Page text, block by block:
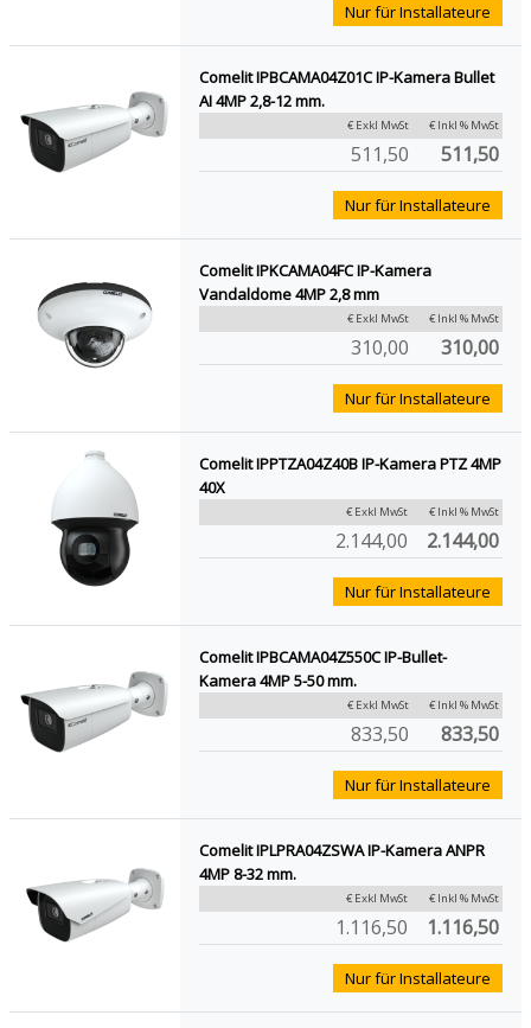
Nur für Installateure
Comelit IPBCAMA04Z01C IP-Kamera Bullet
AI 4MP 2,8-12 mm.
€ Exkl MwSt € Inkl % MwSt
511,50 511,50
Nur für Installateure
Comelit IPKCAMA04FC IP-Kamera
Vandaldome 4MP 2,8 mm
€ Exkl MwSt € Inkl % MwSt
310,00 310,00
Nur für Installateure
Comelit IPPTZA04Z40B IP-Kamera PTZ 4MP
40X
€ Exkl MwSt € Inkl % MwSt
2.144,00 2.144,00
Nur für Installateure
Comelit IPBCAMA04Z550C IP-Bullet-
Kamera 4MP 5-50 mm.
€ Exkl MwSt € Inkl % MwSt
833,50 833,50
Nur für Installateure
Comelit IPLPRA04ZSWA IP-Kamera ANPR
4MP 8-32 mm.
€ Exkl MwSt € Inkl % MwSt
1.116,50 1.116,50
Nur für Installateure